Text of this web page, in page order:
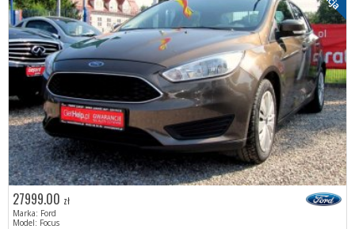
27999.00 zł
Marka: Ford
Model: Focus